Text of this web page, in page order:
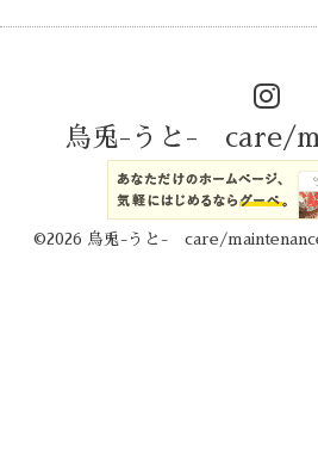
烏兎-うと- care/
©2026 烏兎-うと- care/